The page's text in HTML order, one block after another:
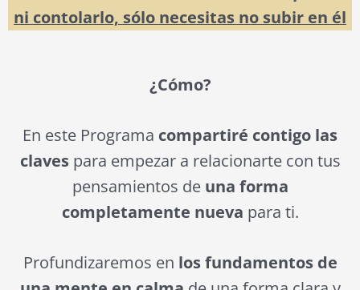
ni contolarlo, sólo necesitas no subir en él
¿Cómo?
En este Programa compartiré contigo las
clavespara empezar a relacionarte con tus
pensamientos de una forma
completamente nueva para ti.
Profundizaremos en los fundamentos de